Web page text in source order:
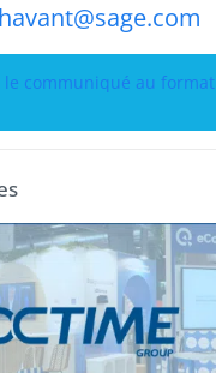
le communiqué au format